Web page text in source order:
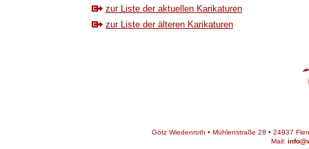
zur Liste der aktuellen Karikaturen
zur Liste der älteren Karikaturen
Götz Wiedenroth • Mühlenstraße 28 • 24937
Mail: